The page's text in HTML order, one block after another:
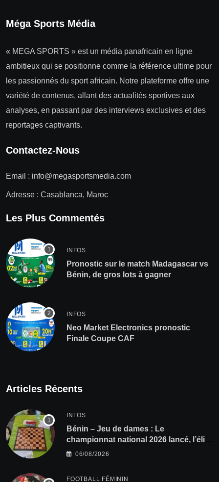
Méga Sports Média
« MEGA SPORTS » est un média panafricain en ligne
ambitieux qui se positionne comme la référence ultime pour
les passionnés du sport africain. Notre plateforme offre une
variété de contenus, allant des actualités sportives aux
analyses, en passant par des interviews exclusives et des
reportages captivants.
Contactez-Nous
Email : info@megasportsmedia.com
Adresse : Casablanca, Maroc
Les Plus Commentés
INFOS
Pronostic sur le match Madagascar vs
Bénin, de gros lots à gagner
INFOS
Neo Market Electronics pronostic
Finale Coupe CAF
Articles Récents
INFOS
Bénin – Jeu de dames : Le
championnat national 2026 lancé, l’élite
du damier à la conquête du sacre
06/08/2026
FOOTBALL FÉMININ